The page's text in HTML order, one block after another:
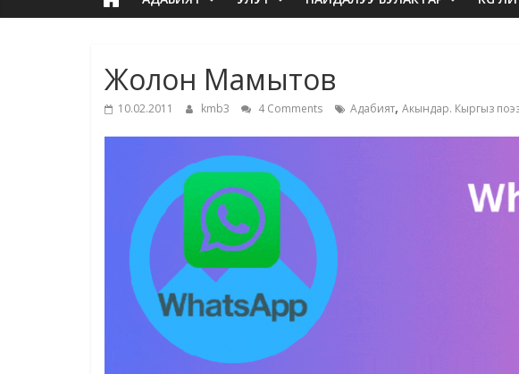
Жолон Мамытов
10.02.2011 kmb3 4 Comments Адабият, Акындар. Кыргыз